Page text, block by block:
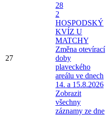
27
28
2
HOSPODSKÝ
KVÍZ U
MATCHY
Změna otevírací
doby
plaveckého
areálu ve dnech
14. a 15.8.2026
Zobrazit
všechny
záznamy ze dne